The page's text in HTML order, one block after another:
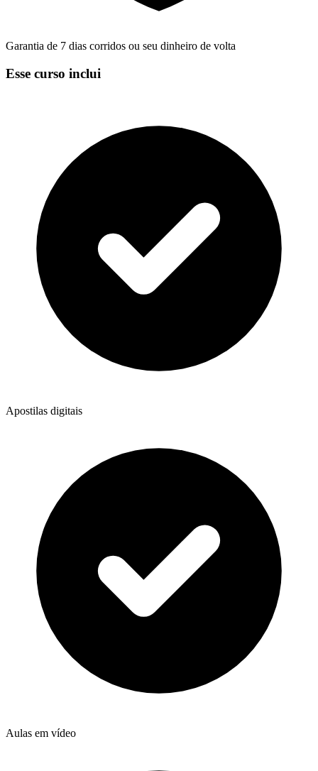
Garantia de 7 dias corridos ou seu dinheiro de volta
Esse curso inclui
Apostilas digitais
Aulas em vídeo